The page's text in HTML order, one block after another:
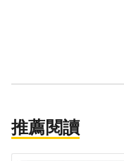
推薦閱讀